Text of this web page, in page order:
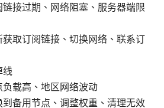
接过期、网络阻塞、服务器端限
取订阅链接、切换网络、联系订
线
载高、地区网络波动
备用节点、调整权重、清理无效